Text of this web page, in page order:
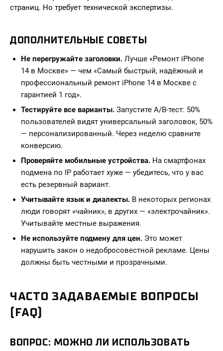
страниц. Но требует технической экспертизы.
ДОПОЛНИТЕЛЬНЫЕ СОВЕТЫ
Не перегружайте заголовки. Лучше «Ремонт iPhone
14 в Москве» — чем «Самый быстрый, надёжный и
профессиональный ремонт iPhone 14 в Москве с
гарантией 1 год».
Тестируйте все варианты. Запустите A/B-тест: 50%
пользователей видят универсальный заголовок, 50%
— персонализированный. Через неделю сравните
конверсию.
Проверяйте мобильные устройства. На смартфонах
подмена по IP работает хуже — убедитесь, что у вас
есть резервный вариант.
Учитывайте язык и диалекты. В некоторых регионах
люди говорят «чайник», в других — «электрочайник».
Учитывайте местные выражения.
Не используйте подмену для цен. Это может
нарушить закон о недобросовестной рекламе. Цены
должны быть честными и прозрачными.
ЧАСТО ЗАДАВАЕМЫЕ ВОПРОСЫ
(FAQ)
ВОПРОС: МОЖНО ЛИ ИСПОЛЬЗОВАТЬ